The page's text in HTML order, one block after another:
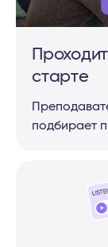
Ваш
500—700
на темы:
семья и друзья
числа и цвета
старте
подбирает